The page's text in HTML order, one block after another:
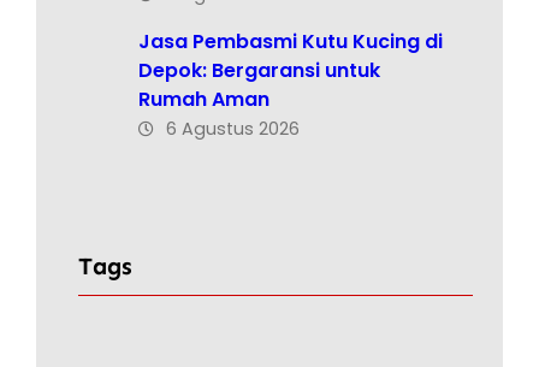
Jasa Pembasmi Kutu Kucing di
Depok: Bergaransi untuk
Rumah Aman
6 Agustus 2026
Tags